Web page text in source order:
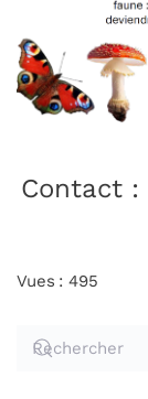
Contact :
Vues : 495